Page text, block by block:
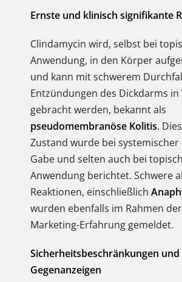
Ernste und klinisch signifikante
Clindamycin wird, selbst bei
Anwendung, in den Körper
und kann mit schwerem
Entzündungen des Dickdarms
gebracht werden, bekannt als
pseudomembranöse Kolitis.
Zustand wurde bei systemischer
Gabe und selten auch bei
Anwendung berichtet. Schwere
Reaktionen, einschließlich
wurden ebenfalls im Rahmen
Marketing-Erfahrung gemeldet.
Sicherheitsbeschränkungen und
Gegenanzeigen